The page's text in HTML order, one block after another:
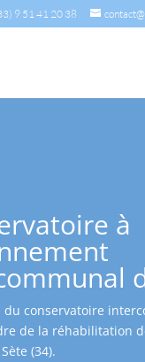
9 51 41 20 38
à
du conservatoire
de la réhabilitation
(34).